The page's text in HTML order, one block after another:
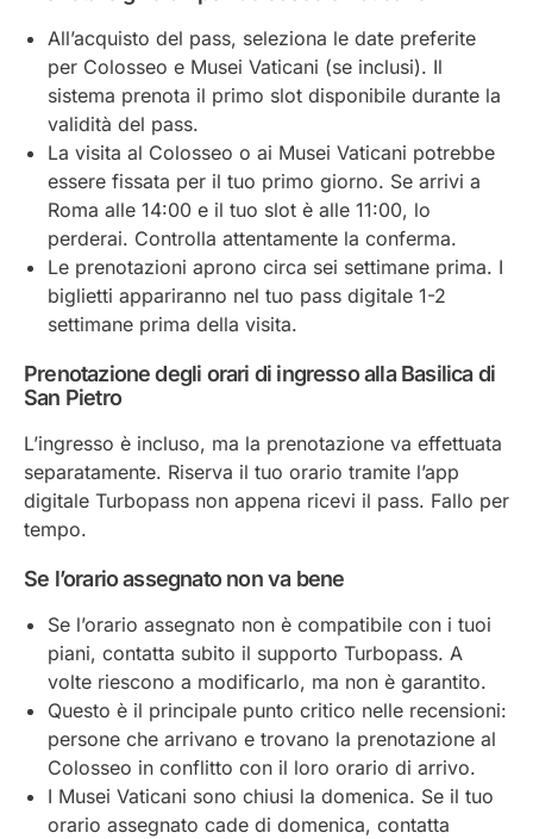
All’acquisto del pass, seleziona le date preferite
per Colosseo e Musei Vaticani (se inclusi). Il
sistema prenota il primo slot disponibile durante la
validità del pass.
La visita al Colosseo o ai Musei Vaticani potrebbe
essere fissata per il tuo primo giorno. Se arrivi a
Roma alle 14:00 e il tuo slot è alle 11:00, lo
perderai. Controlla attentamente la conferma.
Le prenotazioni aprono circa sei settimane prima. I
biglietti appariranno nel tuo pass digitale 1-2
settimane prima della visita.
Prenotazione degli orari di ingresso alla Basilica di
San Pietro
L’ingresso è incluso, ma la prenotazione va effettuata
separatamente. Riserva il tuo orario tramite l’app
digitale Turbopass non appena ricevi il pass. Fallo per
tempo.
Se l’orario assegnato non va bene
Se l’orario assegnato non è compatibile con i tuoi
piani, contatta subito il supporto Turbopass. A
volte riescono a modificarlo, ma non è garantito.
Questo è il principale punto critico nelle recensioni:
persone che arrivano e trovano la prenotazione al
Colosseo in conflitto con il loro orario di arrivo.
I Musei Vaticani sono chiusi la domenica. Se il tuo
orario assegnato cade di domenica, contatta